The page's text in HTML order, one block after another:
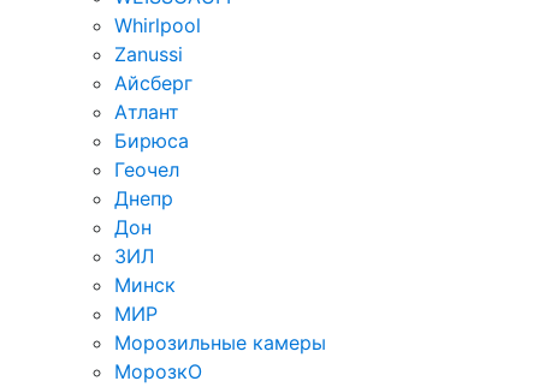
Whirlpool
Zanussi
Айсберг
Атлант
Бирюса
Геочел
Днепр
Дон
ЗИЛ
Минск
МИР
Морозильные камеры
МорозкО